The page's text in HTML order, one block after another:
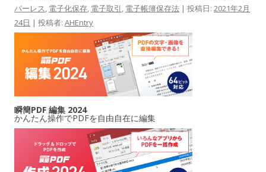
パーレス, 電子化保存, 電子取引, 電子帳簿保存法 | 投稿日: 2021年2月
24日 | 投稿者: AHEntry
瞬簡PDF 編集 2024
かんたん操作でPDFを自由自在に編集